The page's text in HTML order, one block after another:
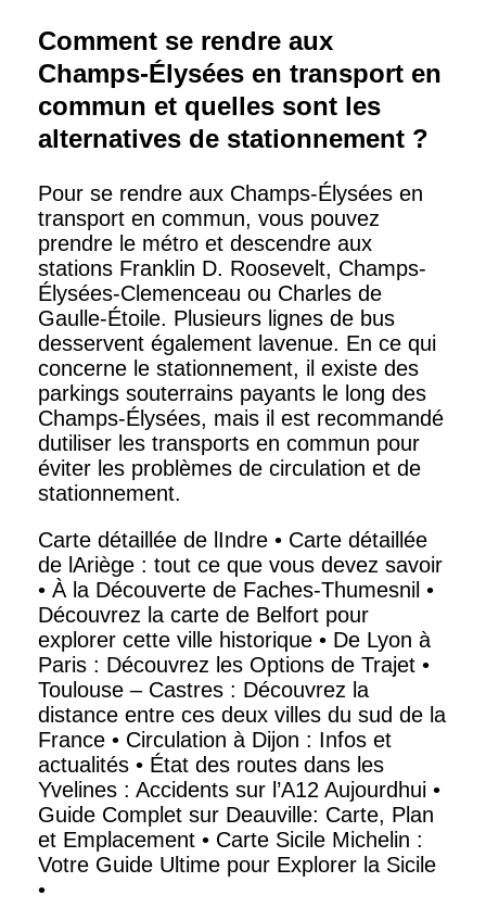
Comment se rendre aux
Champs-Élysées en transport en
commun et quelles sont les
alternatives de stationnement ?
Pour se rendre aux Champs-Élysées en
transport en commun, vous pouvez
prendre le métro et descendre aux
stations Franklin D. Roosevelt, Champs-
Élysées-Clemenceau ou Charles de
Gaulle-Étoile. Plusieurs lignes de bus
desservent également lavenue. En ce qui
concerne le stationnement, il existe des
parkings souterrains payants le long des
Champs-Élysées, mais il est recommandé
dutiliser les transports en commun pour
éviter les problèmes de circulation et de
stationnement.
Carte détaillée de lIndre • Carte détaillée
de lAriège : tout ce que vous devez savoir
• À la Découverte de Faches-Thumesnil •
Découvrez la carte de Belfort pour
explorer cette ville historique • De Lyon à
Paris : Découvrez les Options de Trajet •
Toulouse – Castres : Découvrez la
distance entre ces deux villes du sud de la
France • Circulation à Dijon : Infos et
actualités • État des routes dans les
Yvelines : Accidents sur l’A12 Aujourdhui •
Guide Complet sur Deauville: Carte, Plan
et Emplacement • Carte Sicile Michelin :
Votre Guide Ultime pour Explorer la Sicile
•